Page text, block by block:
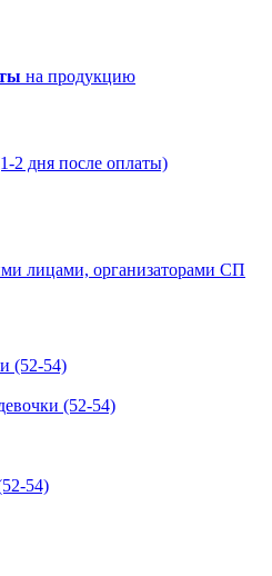
на продукцию
2 дня после оплаты)
лицами, организаторами СП
(52-54)
54)